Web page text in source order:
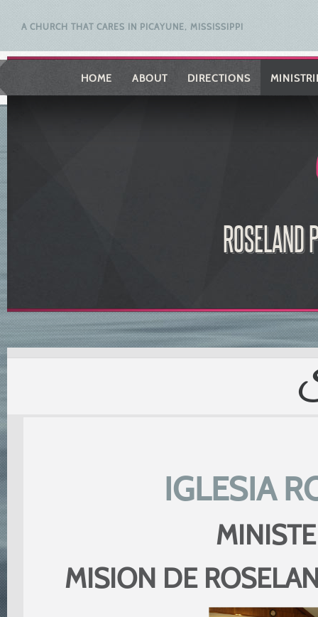
HOME ABOUT DIRECTIONS
ROSELAND
A CHURCH THAT CARES IN PICAYUNE, MISSISSIPPI
IGLESIA
MISION DE